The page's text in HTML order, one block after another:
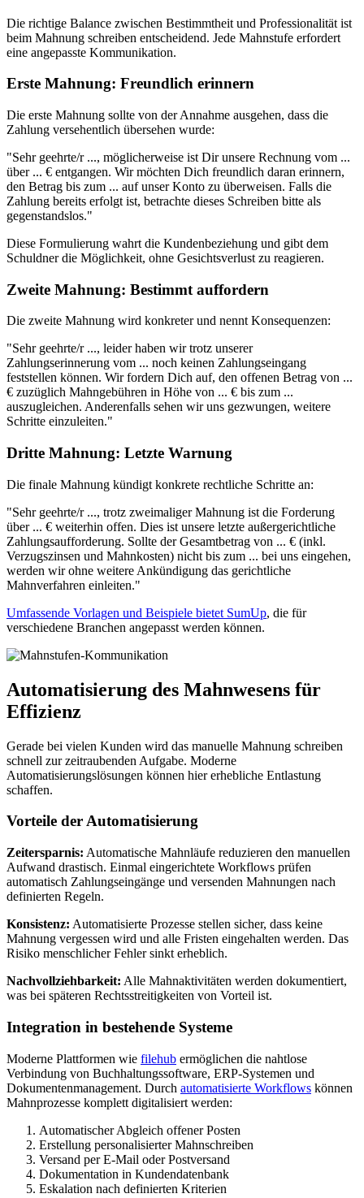
Die richtige Balance zwischen Bestimmtheit und Professionalität ist
beim Mahnung schreiben entscheidend. Jede Mahnstufe erfordert
eine angepasste Kommunikation.
Erste Mahnung: Freundlich erinnern
Die erste Mahnung sollte von der Annahme ausgehen, dass die
Zahlung versehentlich übersehen wurde:
"Sehr geehrte/r ..., möglicherweise ist Dir unsere Rechnung vom ...
über ... € entgangen. Wir möchten Dich freundlich daran erinnern,
den Betrag bis zum ... auf unser Konto zu überweisen. Falls die
Zahlung bereits erfolgt ist, betrachte dieses Schreiben bitte als
gegenstandslos."
Diese Formulierung wahrt die Kundenbeziehung und gibt dem
Schuldner die Möglichkeit, ohne Gesichtsverlust zu reagieren.
Zweite Mahnung: Bestimmt auffordern
Die zweite Mahnung wird konkreter und nennt Konsequenzen:
"Sehr geehrte/r ..., leider haben wir trotz unserer
Zahlungserinnerung vom ... noch keinen Zahlungseingang
feststellen können. Wir fordern Dich auf, den offenen Betrag von ...
€ zuzüglich Mahngebühren in Höhe von ... € bis zum ...
auszugleichen. Anderenfalls sehen wir uns gezwungen, weitere
Schritte einzuleiten."
Dritte Mahnung: Letzte Warnung
Die finale Mahnung kündigt konkrete rechtliche Schritte an:
"Sehr geehrte/r ..., trotz zweimaliger Mahnung ist die Forderung
über ... € weiterhin offen. Dies ist unsere letzte außergerichtliche
Zahlungsaufforderung. Sollte der Gesamtbetrag von ... € (inkl.
Verzugszinsen und Mahnkosten) nicht bis zum ... bei uns eingehen,
werden wir ohne weitere Ankündigung das gerichtliche
Mahnverfahren einleiten."
Umfassende Vorlagen und Beispiele bietet SumUp, die für
verschiedene Branchen angepasst werden können.
Automatisierung des Mahnwesens für
Effizienz
Gerade bei vielen Kunden wird das manuelle Mahnung schreiben
schnell zur zeitraubenden Aufgabe. Moderne
Automatisierungslösungen können hier erhebliche Entlastung
schaffen.
Vorteile der Automatisierung
Zeitersparnis: Automatische Mahnläufe reduzieren den manuellen
Aufwand drastisch. Einmal eingerichtete Workflows prüfen
automatisch Zahlungseingänge und versenden Mahnungen nach
definierten Regeln.
Konsistenz: Automatisierte Prozesse stellen sicher, dass keine
Mahnung vergessen wird und alle Fristen eingehalten werden. Das
Risiko menschlicher Fehler sinkt erheblich.
Nachvollziehbarkeit: Alle Mahnaktivitäten werden dokumentiert,
was bei späteren Rechtsstreitigkeiten von Vorteil ist.
Integration in bestehende Systeme
Moderne Plattformen wie filehub ermöglichen die nahtlose
Verbindung von Buchhaltungssoftware, ERP-Systemen und
Dokumentenmanagement. Durch automatisierte Workflows können
Mahnprozesse komplett digitalisiert werden:
Automatischer Abgleich offener Posten
Erstellung personalisierter Mahnschreiben
Versand per E-Mail oder Postversand
Dokumentation in Kundendatenbank
Eskalation nach definierten Kriterien